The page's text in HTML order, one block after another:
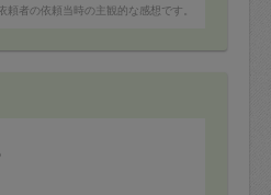
いただきましたが、残りの時間
ほかの箇所もまたお願い出来
頼者の依頼当時の主観的な感想です。